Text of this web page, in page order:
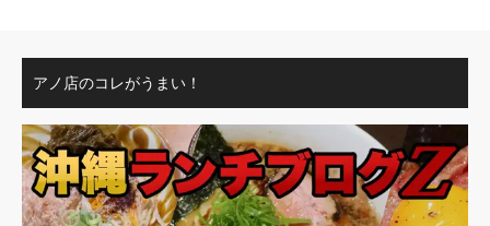
アノ店のコレがうまい！